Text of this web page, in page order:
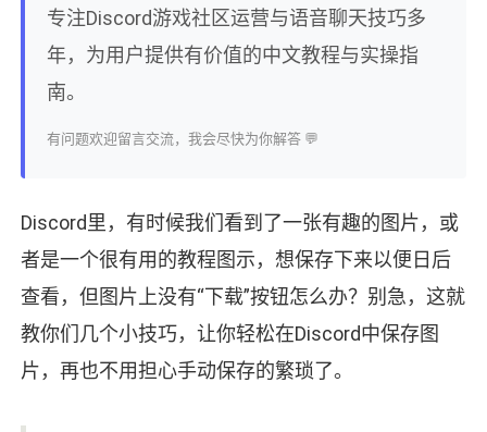
专注Discord游戏社区运营与语音聊天技巧多
年，为用户提供有价值的中文教程与实操指
南。
有问题欢迎留言交流，我会尽快为你解答 💬
Discord里，有时候我们看到了一张有趣的图片，或
者是一个很有用的教程图示，想保存下来以便日后
查看，但图片上没有“下载”按钮怎么办？别急，这就
教你们几个小技巧，让你轻松在Discord中保存图
片，再也不用担心手动保存的繁琐了。